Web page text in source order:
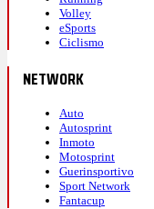
Volley
eSports
Ciclismo
NETWORK
Auto
Autosprint
Inmoto
Motosprint
Guerinsportivo
Sport Network
Fantacup